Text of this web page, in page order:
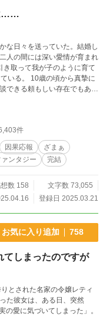
……
な日々を送っていた。結婚し
人の間には深い愛情が育まれ
取って我が子のように育て
ら真摯に
できる頼もしい存在でもあっ
輝くような幸福に包まれて
。手紙には差出人の名前は記
、彼女が信頼を寄せる女性で
なります。 ※異世界のお話
件
因果応報
ざまぁ
ンタジー 完結
数 158
文字数 73,055
登録日 2025.03.21
お気に入り追加 758
てしまったのですが
た彼女は、ある日、突然